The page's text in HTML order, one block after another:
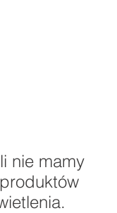
nie mamy